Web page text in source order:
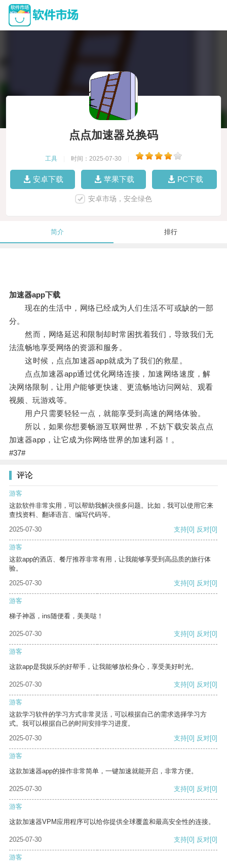
点点加速器兑换码
工具 时间：2025-07-30
安卓下载 苹果下载 PC下载
安卓市场，安全绿色
简介 排行
加速器app下载
现在的生活中，网络已经成为人们生活不可或缺的一部
分。
然而，网络延迟和限制却时常困扰着我们，导致我们无
法流畅地享受网络的资源和服务。
这时候，点点加速器app就成为了我们的救星。
点点加速器app通过优化网络连接，加速网络速度，解
决网络限制，让用户能够更快速、更流畅地访问网站、观看
视频、玩游戏等。
用户只需要轻轻一点，就能享受到高速的网络体验。
所以，如果你想要畅游互联网世界，不妨下载安装点点
加速器app，让它成为你网络世界的加速利器！。
#37#
评论
游客
这款软件非常实用，可以帮助我解决很多问题。比如，我可以使用它来
查找资料、翻译语言、编写代码等。
2025-07-30
支持[0] 反对[0]
游客
这款app的酒店、餐厅推荐非常有用，让我能够享受到高品质的旅行体
验。
2025-07-30
支持[0] 反对[0]
游客
梯子神器，ins随便看，美美哒！
2025-07-30 支持[0] 反对[0]
游客
这款app是我娱乐的好帮手，让我能够放松身心，享受美好时光。
2025-07-30 支持[0] 反对[0]
游客
这款学习软件的学习方式非常灵活，可以根据自己的需求选择学习方
式。我可以根据自己的时间安排学习进度。
2025-07-30
支持[0] 反对[0]
游客
这款加速器app的操作非常简单，一键加速就能开启，非常方便。
2025-07-30 支持[0] 反对[0]
游客
这款加速器VPM应用程序可以给你提供全球覆盖和最高安全性的连接。
2025-07-30 支持[0] 反对[0]
游客